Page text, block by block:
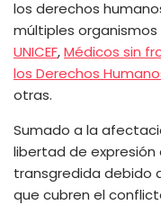
los derechos
múltiples
UNICEF,Médicos sin
los Derechos
otras.
Sumado a la
libertad de
transgredida debido
que cubren el